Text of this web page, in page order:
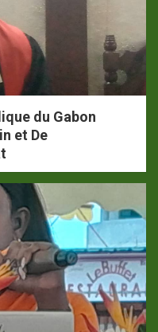
du Gabon
et De